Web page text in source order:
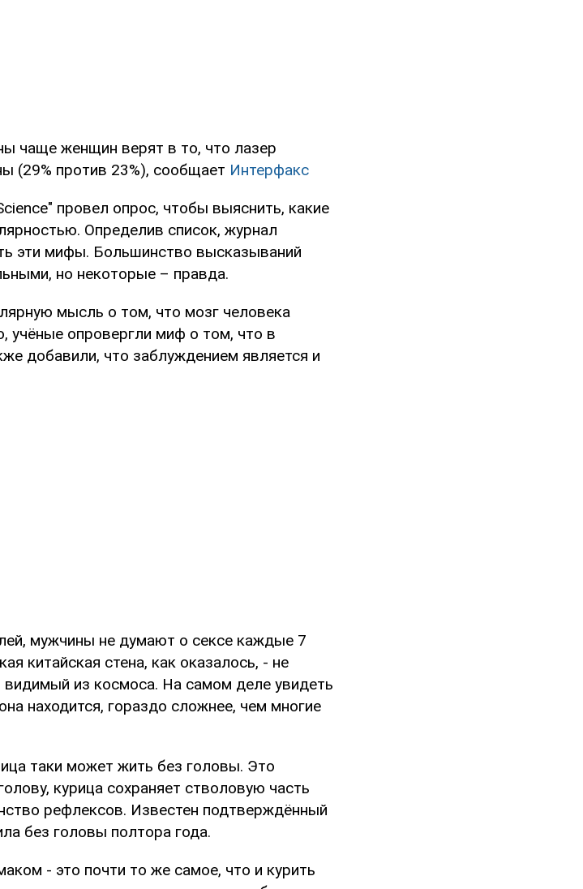
чаще женщин верят в то, что лазер
(29% против 23%), сообщает Интерфакс
провел опрос, чтобы выяснить, какие
Определив список, журнал
эти мифы. Большинство высказываний
но некоторые – правда.
мысль о том, что мозг человека
учёные опровергли миф о том, что в
добавили, что заблуждением является и
мужчины не думают о сексе каждые 7
китайская стена, как оказалось, - не
из космоса. На самом деле увидеть
находится, гораздо сложнее, чем многие
таки может жить без головы. Это
курица сохраняет стволовую часть
рефлексов. Известен подтверждённый
без головы полтора года.
- это почти то же самое, что и курить